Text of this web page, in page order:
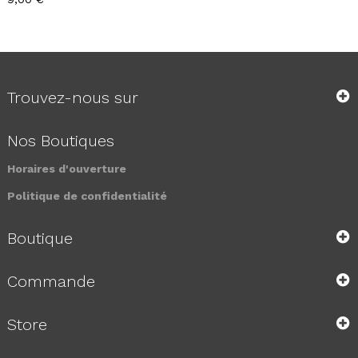
Trouvez-nous sur
Nos Boutiques
Horaires d'ouverture
Politique de confidentialité
Boutique
Commande
Store